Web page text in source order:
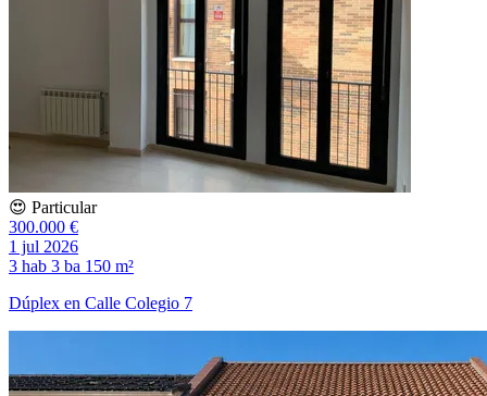
😍 Particular
300.000 €
1 jul 2026
3 hab 3 ba 150 m²
Dúplex en Calle Colegio 7